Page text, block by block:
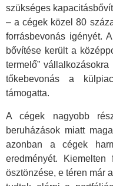
szükséges
– a cégek közel 80
forrásbevonás igényét.
bővítése került a
termelő”
tőkebevonás a
támogatta.
A cégek nagyobb
beruházások miatt
azonban a cégek
eredményét. Kiemelten
ösztönzése, e téren már